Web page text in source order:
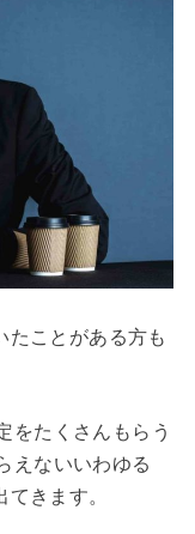
たことがある方も
をたくさんもらう
えないいわゆる
きます。